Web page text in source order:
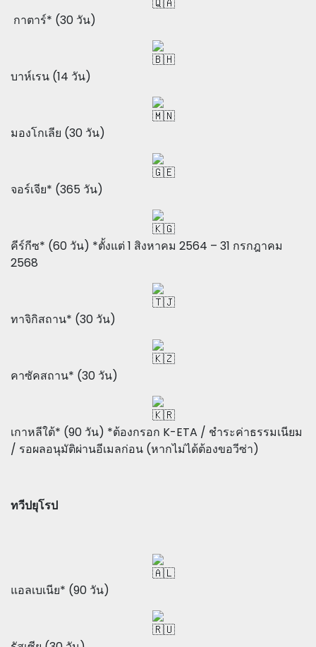
กาตาร์* (30 วัน)
บาห์เรน (14 วัน)
มองโกเลีย (30 วัน)
จอร์เจีย* (365 วัน)
คีร์กีซ* (60 วัน) *ตั้งแต่ 1 สิงหาคม 2564 – 31 กรกฎาคม
2568
ทาจิกิสถาน* (30 วัน)
คาซัคสถาน* (30 วัน)
เกาหลีใต้* (90 วัน) *ต้องกรอก K-ETA / ชำระค่าธรรมเนียม
/ รอผลอนุมัติผ่านอีเมลก่อน (หากไม่ได้ต้องขอวีซ่า)
ทวีปยุโรป
แอลเบเนีย* (90 วัน)